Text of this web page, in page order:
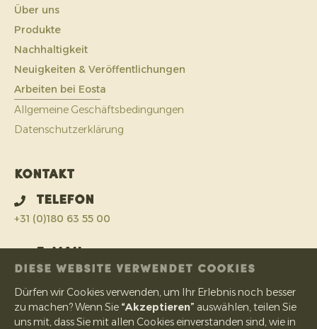
DIESE WEBSITE VERWENDET COOKIES
Dürfen wir Cookies verwenden, um Ihr Erlebnis noch besser
zu machen? Wenn Sie “Akzeptieren” auswählen, teilen Sie
uns mit, dass Sie mit allen Cookies einverstanden sind, wie in
Über uns
Produkte
Nachhaltigkeit
Neuigkeiten & Veröffentlichungen
Arbeiten bei Eosta
Allgemeine Geschäftsbedingungen
Datenschutzerklärung
Kontakt
Telefon
+31 (0)180 63 55 00
E-Mail
info@eosta.com
Adresse
IJsermanweg 15